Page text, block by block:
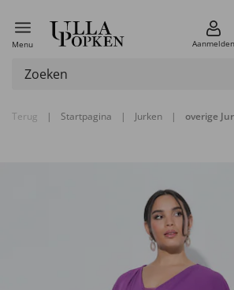
Menu Aanmelden
Terug | Startpagina | Jurken | overige